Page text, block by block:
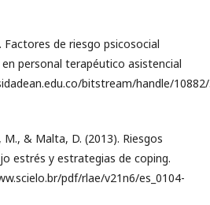
Factores de riesgo psicosocial
personal terapéutico asistencial
bitstream/handle/
M., & Malta, D. (2013). Riesgos
estrés y estrategias de coping.
pdf/rlae/v21n6/es_0104-